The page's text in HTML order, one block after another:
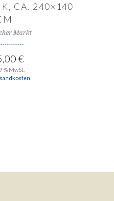
CA. 240×140
Markt
€
% MwSt.